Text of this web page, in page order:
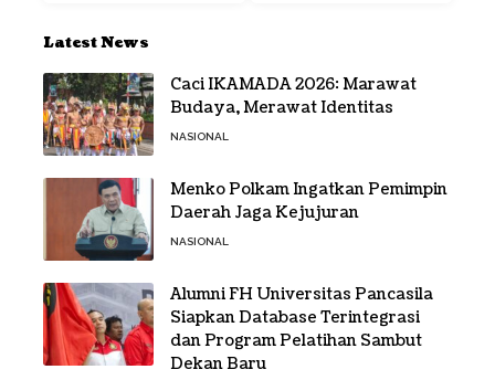
Latest News
Caci IKAMADA 2026: Marawat
Budaya, Merawat Identitas
NASIONAL
Menko Polkam Ingatkan Pemimpin
Daerah Jaga Kejujuran
NASIONAL
Alumni FH Universitas Pancasila
Siapkan Database Terintegrasi
dan Program Pelatihan Sambut
Dekan Baru